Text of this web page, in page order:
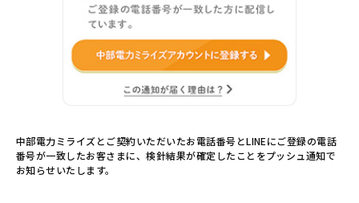
中部電力ミライズとご契約いただいたお電話番号とLINEにご登録の電話
番号が一致したお客さまに、検針結果が確定したことをプッシュ通知で
お知らせいたします。